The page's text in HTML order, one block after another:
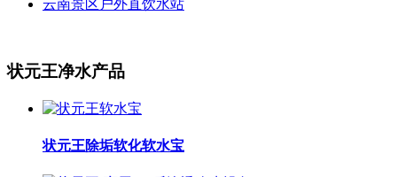
云南景区户外直饮水站
状元王净水产品
状元王除垢软化软水宝